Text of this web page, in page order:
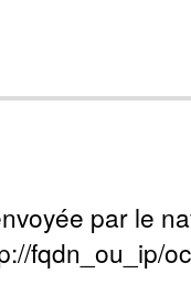
par le
fqdn_ou_ip/